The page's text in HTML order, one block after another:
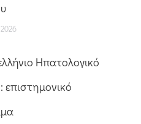
Ηπατολογικό
επιστημονικό